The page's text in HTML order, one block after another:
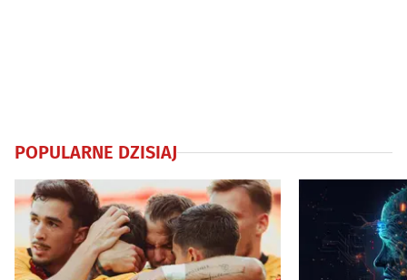
POPULARNE DZISIAJ